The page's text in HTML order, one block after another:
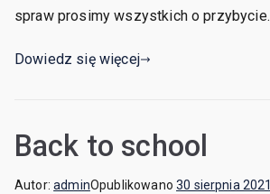
spraw prosimy wszystkich o przybycie.
Dowiedz się więcej
Back to school
Autor:adminOpublikowano30 sierpnia 2021